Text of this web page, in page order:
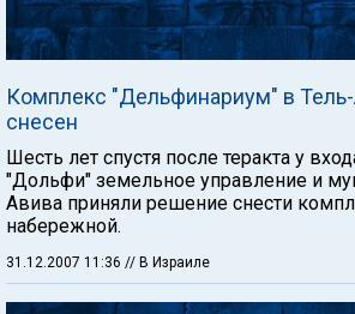
Комплекс "Дельфинариум" в
снесен
Шесть лет спустя после теракта у
"Дольфи" земельное управление и
Авива приняли решение снести
набережной.
31.12.2007 11:36 // В Израиле